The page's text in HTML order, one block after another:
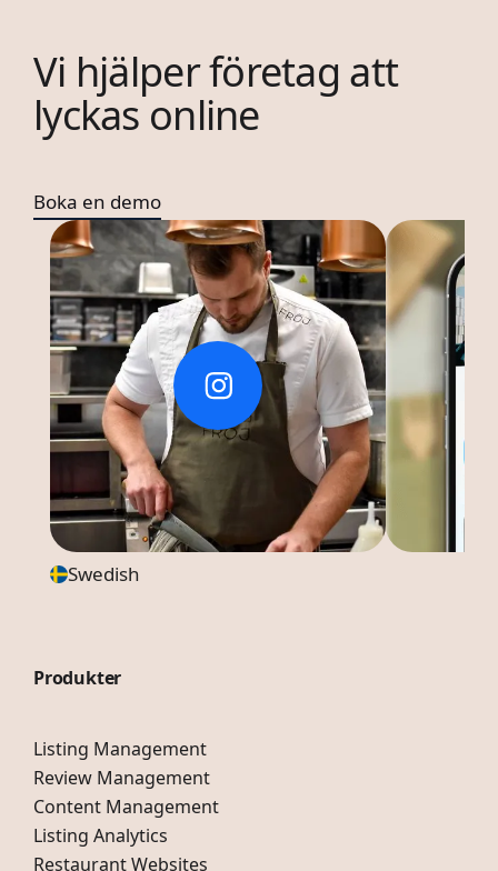
Vi hjälper företag att
lyckas online
Boka en demo
Swedish
Produkter
Listing Management
Review Management
Content Management
Listing Analytics
Restaurant Websites